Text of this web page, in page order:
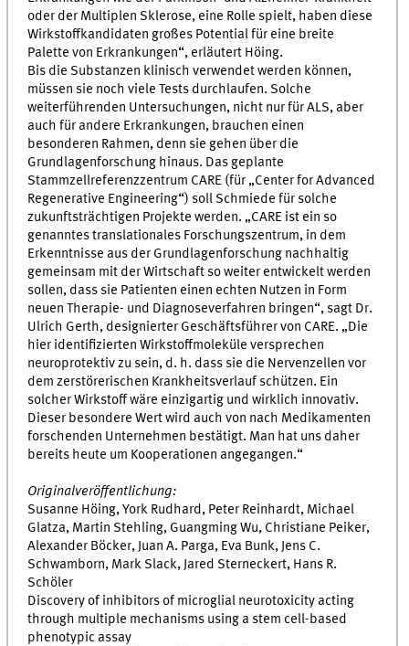
oder der Multiplen Sklerose, eine Rolle spielt, haben diese
Wirkstoffkandidaten großes Potential für eine breite
Palette von Erkrankungen“, erläutert Höing.
Bis die Substanzen klinisch verwendet werden können,
müssen sie noch viele Tests durchlaufen. Solche
weiterführenden Untersuchungen, nicht nur für ALS, aber
auch für andere Erkrankungen, brauchen einen
besonderen Rahmen, denn sie gehen über die
Grundlagenforschung hinaus. Das geplante
Stammzellreferenzzentrum CARE (für „Center for Advanced
Regenerative Engineering“) soll Schmiede für solche
zukunftsträchtigen Projekte werden. „CARE ist ein so
genanntes translationales Forschungszentrum, in dem
Erkenntnisse aus der Grundlagenforschung nachhaltig
gemeinsam mit der Wirtschaft so weiter entwickelt werden
sollen, dass sie Patienten einen echten Nutzen in Form
neuen Therapie- und Diagnoseverfahren bringen“, sagt Dr.
Ulrich Gerth, designierter Geschäftsführer von CARE. „Die
hier identifizierten Wirkstoffmoleküle versprechen
neuroprotektiv zu sein, d. h. dass sie die Nervenzellen vor
dem zerstörerischen Krankheitsverlauf schützen. Ein
solcher Wirkstoff wäre einzigartig und wirklich innovativ.
Dieser besondere Wert wird auch von nach Medikamenten
forschenden Unternehmen bestätigt. Man hat uns daher
bereits heute um Kooperationen angegangen.“
Originalveröffentlichung:
Susanne Höing, York Rudhard, Peter Reinhardt, Michael
Glatza, Martin Stehling, Guangming Wu, Christiane Peiker,
Alexander Böcker, Juan A. Parga, Eva Bunk, Jens C.
Schwamborn, Mark Slack, Jared Sterneckert, Hans R.
Schöler
Discovery of inhibitors of microglial neurotoxicity acting
through multiple mechanisms using a stem cell-based
phenotypic assay